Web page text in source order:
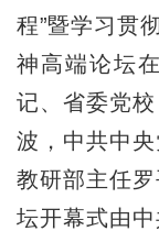
程”暨学习贯
神高端论坛
记、省委党
波，中共中
教研部主任
坛开幕式由